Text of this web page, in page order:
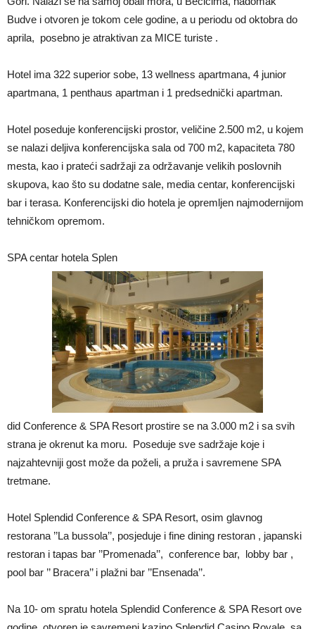
Budve i otvoren je tokom cele godine, a u periodu od oktobra do
aprila, posebno je atraktivan za MICE turiste .
Hotel ima 322 superior sobe, 13 wellness apartmana, 4 junior
apartmana, 1 penthaus apartman i 1 predsednički apartman.
Hotel poseduje konferencijski prostor, veličine 2.500 m2, u kojem
se nalazi deljiva konferencijska sala od 700 m2, kapaciteta 780
mesta, kao i prateći sadržaji za održavanje velikih poslovnih
skupova, kao što su dodatne sale, media centar, konferencijski
bar i terasa. Konferencijski dio hotela je opremljen najmodernijom
tehničkom opremom.
SPA centar hotela Splen
did Conference & SPA Resort prostire se na 3.000 m2 i sa svih
strana je okrenut ka moru. Poseduje sve sadržaje koje i
najzahtevniji gost može da poželi, a pruža i savremene SPA
tretmane.
Hotel Splendid Conference & SPA Resort, osim glavnog
restorana ’’La bussola’’, posjeduje i fine dining restoran , japanski
restoran i tapas bar ’’Promenada’’, conference bar, lobby bar ,
pool bar ’’ Bracera’’ i plažni bar ’’Ensenada’’.
Na 10- om spratu hotela Splendid Conference & SPA Resort ove